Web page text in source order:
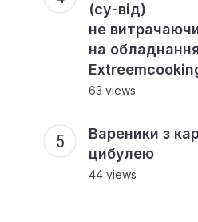
(су-від)
не
на
63 views
Вареники з
цибулею
44 views